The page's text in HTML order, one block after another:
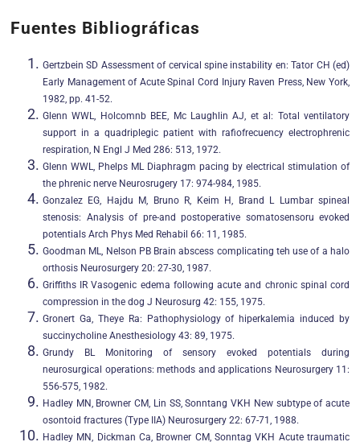
Fuentes Bibliográficas
Gertzbein SD Assessment of cervical spine instability en: Tator CH (ed)
Early Management of Acute Spinal Cord Injury Raven Press, New York,
1982, pp. 41-52.
Glenn WWL, Holcomnb BEE, Mc Laughlin AJ, et al: Total ventilatory
support in a quadriplegic patient with rafiofrecuency electrophrenic
respiration, N Engl J Med 286: 513, 1972.
Glenn WWL, Phelps ML Diaphragm pacing by electrical stimulation of
the phrenic nerve Neurosrugery 17: 974-984, 1985.
Gonzalez EG, Hajdu M, Bruno R, Keim H, Brand L Lumbar spineal
stenosis: Analysis of pre-and postoperative somatosensoru evoked
potentials Arch Phys Med Rehabil 66: 11, 1985.
Goodman ML, Nelson PB Brain abscess complicating teh use of a halo
orthosis Neurosurgery 20: 27-30, 1987.
Griffiths IR Vasogenic edema following acute and chronic spinal cord
compression in the dog J Neurosurg 42: 155, 1975.
Gronert Ga, Theye Ra: Pathophysiology of hiperkalemia induced by
succinycholine Anesthesiology 43: 89, 1975.
Grundy BL Monitoring of sensory evoked potentials during
neurosurgical operations: methods and applications Neurosurgery 11:
556-575, 1982.
Hadley MN, Browner CM, Lin SS, Sonntang VKH New subtype of acute
osontoid fractures (Type IIA) Neurosurgery 22: 67-71, 1988.
Hadley MN, Dickman Ca, Browner CM, Sonntag VKH Acute traumatic